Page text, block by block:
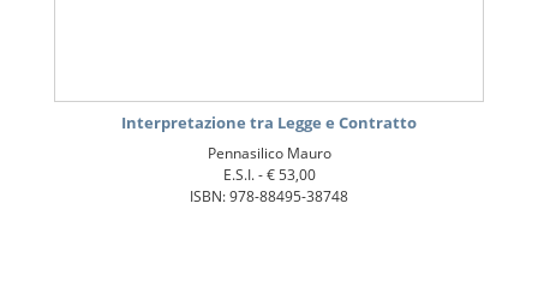
Interpretazione tra Legge e Contratto
Pennasilico Mauro
E.S.I. -€ 53,00
ISBN: 978-88495-38748